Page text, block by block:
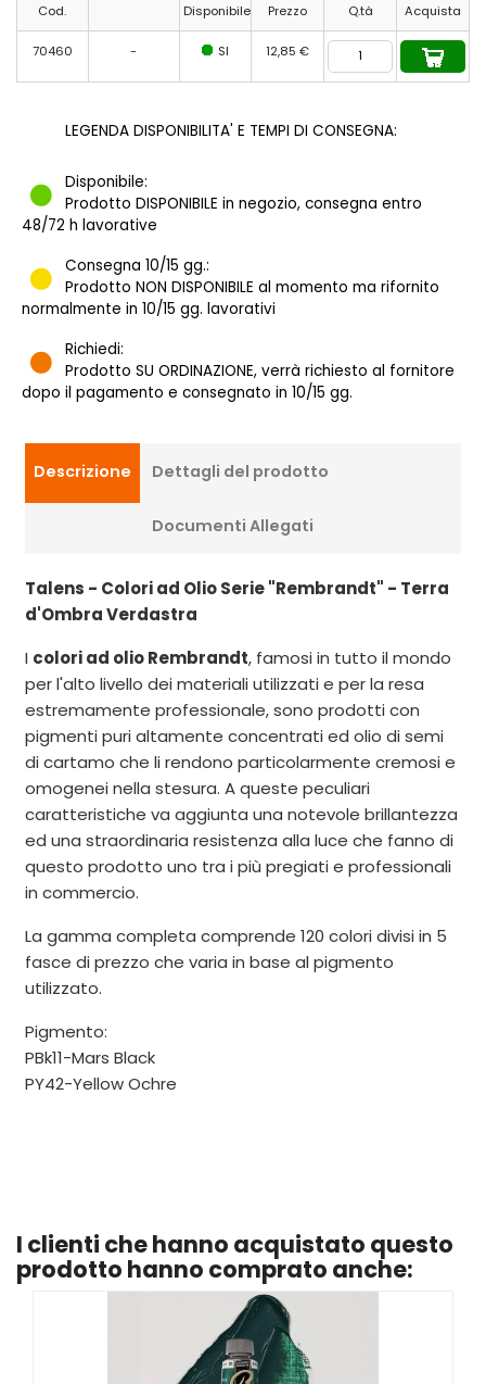
Cod. Disponibile Prezzo Q.tà Acquista
70460 - SI 12,85 €
LEGENDA DISPONIBILITA' E TEMPI DI CONSEGNA:
Disponibile:
Prodotto DISPONIBILE in negozio, consegna entro
48/72 h lavorative
Consegna 10/15 gg.:
Prodotto NON DISPONIBILE al momento ma rifornito
normalmente in 10/15 gg. lavorativi
Richiedi:
Prodotto SU ORDINAZIONE, verrà richiesto al fornitore
dopo il pagamento e consegnato in 10/15 gg.
Descrizione Dettagli del prodotto
Documenti Allegati
Talens - Colori ad Olio Serie "Rembrandt" - Terra
d'Ombra Verdastra
I colori ad olio Rembrandt, famosi in tutto il mondo
per l'alto livello dei materiali utilizzati e per la resa
estremamente professionale, sono prodotti con
pigmenti puri altamente concentrati ed olio di semi
di cartamo che li rendono particolarmente cremosi e
omogenei nella stesura. A queste peculiari
caratteristiche va aggiunta una notevole brillantezza
ed una straordinaria resistenza alla luce che fanno di
questo prodotto uno tra i più pregiati e professionali
in commercio.
La gamma completa comprende 120 colori divisi in 5
fasce di prezzo che varia in base al pigmento
utilizzato.
Pigmento:
PBk11-Mars Black
PY42-Yellow Ochre
I clienti che hanno acquistato questo
prodotto hanno comprato anche: